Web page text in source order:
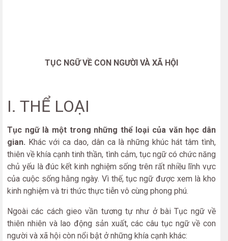
TỤC NGỮ VỀ CON NGƯỜI VÀ XÃ HỘI
I. THỂ LOẠI
Tục ngữ là một trong những thể loại của văn học dân
gian. Khác với ca dao, dân ca là những khúc hát tâm tình,
thiên về khía cạnh tinh thần, tình cảm, tục ngữ có chức năng
chủ yếu là đúc kết kinh nghiệm sống trên rất nhiều lĩnh vực
của cuộc sống hằng ngày. Vì thế, tục ngữ được xem là kho
kinh nghiệm và tri thức thực tiễn vô cùng phong phú.
Ngoài các cách gieo vần tương tự như ở bài Tục ngữ về
thiên nhiên và lao động sản xuất, các câu tục ngữ về con
người và xã hội còn nổi bật ở những khía cạnh khác: